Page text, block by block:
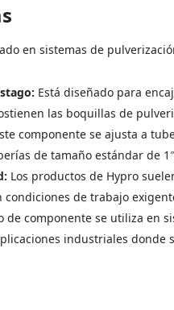
en sistemas de
Está diseñado para
las boquillas de
componente se ajusta a
de tamaño estándar de
Los productos de Hypro
de trabajo
de componente se utiliza en
industriales